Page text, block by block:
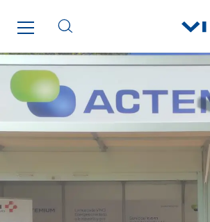
Thermo Réfrigération
Tiab
Top Thermique
TranzCom
Travesset Beziers
Tunzini Antilles
Tunzini Grand Ouest
Tunzini Maintenance Nucléaire
TUNZINI Nucléaire
Tunzini Paris